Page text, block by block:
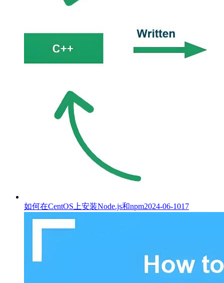
如何在CentOS上安装Node.js和npm2024-06-1017